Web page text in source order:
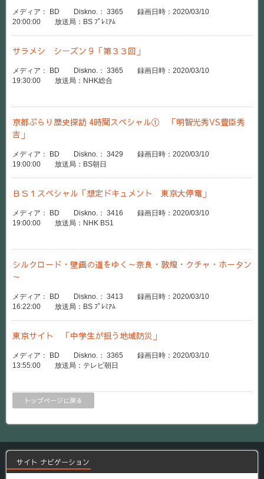
メディア： BD Diskno.： 3365 録画日時：2020/03/10
20:00:00 放送局：BS ﾌﾟﾚﾐｱﾑ
サラメシ シーズン９「第３３回」
メディア： BD Diskno.： 3365 録画日時：2020/03/10
19:30:00 放送局：NHK総合
京都ぶらり歴史探訪 4時間スペシャル① 「明智光秀VS豊臣秀
吉」
メディア： BD Diskno.： 3429 録画日時：2020/03/10
19:00:00 放送局：BS朝日
ＢＳ１スペシャル「想定ドキュメント 東京大停電」
メディア： BD Diskno.： 3416 録画日時：2020/03/10
19:00:00 放送局：NHK BS1
シルクロード・壁画の道をゆく～奈良・敦煌・クチャ・ホータン
～
メディア： BD Diskno.： 3413 録画日時：2020/03/10
16:22:00 放送局：BS ﾌﾟﾚﾐｱﾑ
東京サイト 「中学生が担う地域防災」
メディア： BD Diskno.： 3365 録画日時：2020/03/10
13:55:00 放送局：テレビ朝日
トップページに戻る
サイト ナビゲーション